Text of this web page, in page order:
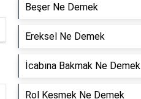
Beşer Ne Demek
Ereksel Ne Demek
İcabına Bakmak Ne Demek
Rol Kesmek Ne Demek